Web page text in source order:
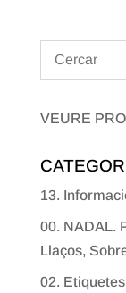
VEURE
13.
00. NADAL.
Llaços,
02.